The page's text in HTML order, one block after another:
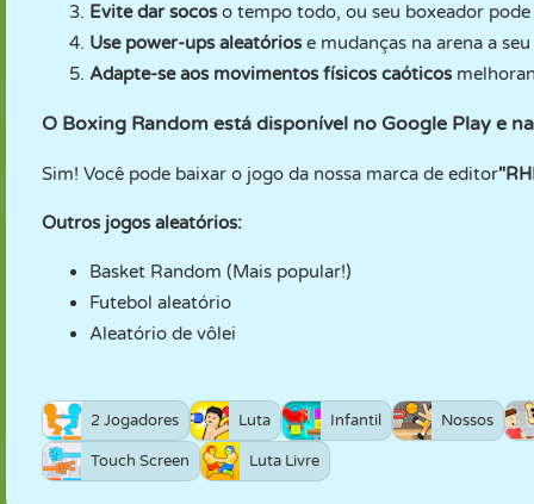
Evite dar socoso tempo todo, ou seu boxeador
Use power-ups aleatóriose mudanças na arena a
Adapte-se aos movimentos físicos caóticos
O Boxing Random está disponível no Google Play e
Sim! Você pode baixar o jogo da nossa marca de editor
Outros jogos aleatórios:
Basket Random (Mais popular!)
Futebol aleatório
Aleatório de vôlei
2 Jogadores Luta Infantil Nossos
Touch Screen Luta Livre